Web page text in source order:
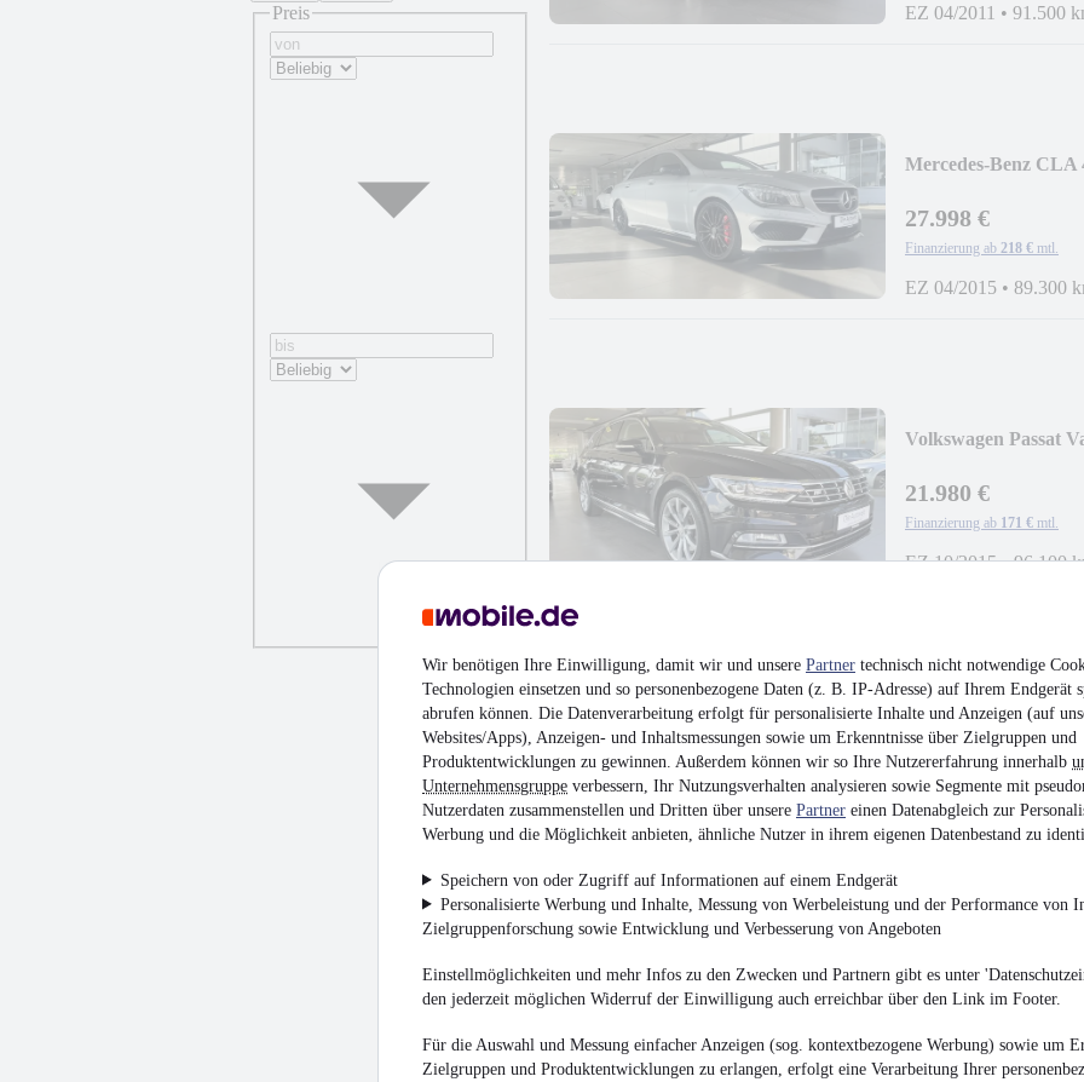
Wir benötigen Ihre Einwilligung, damit wir und unsere Partner technisch nicht notwendige
Technologien einsetzen und so personenbezogene Daten (z. B. IP-Adresse) auf Ihrem Endgerät
abrufen können. Die Datenverarbeitung erfolgt für personalisierte Inhalte und Anzeigen (auf
Websites/Apps), Anzeigen- und Inhaltsmessungen sowie um Erkenntnisse über Zielgruppen und
Produktentwicklungen zu gewinnen. Außerdem können wir so Ihre Nutzererfahrung innerhalb
Unternehmensgruppe verbessern, Ihr Nutzungsverhalten analysieren sowie Segmente mit
Nutzerdaten zusammenstellen und Dritten über unsere Partner einen Datenabgleich zur
Werbung und die Möglichkeit anbieten, ähnliche Nutzer in ihrem eigenen Datenbestand zu
Speichern von oder Zugriff auf Informationen auf einem Endgerät
Personalisierte Werbung und Inhalte, Messung von Werbeleistung und der Performance von
Zielgruppenforschung sowie Entwicklung und Verbesserung von Angeboten
Einstellmöglichkeiten und mehr Infos zu den Zwecken und Partnern gibt es unter
den jederzeit möglichen Widerruf der Einwilligung auch erreichbar über den Link im Footer.
Für die Auswahl und Messung einfacher Anzeigen (sog. kontextbezogene Werbung) sowie um
Zielgruppen und Produktentwicklungen zu erlangen, erfolgt eine Verarbeitung Ihrer
Preis EZ 04/2011 • 91.500
Mercedes-Benz
27.998 €
Finanzierung ab 218 € mtl.
EZ 04/2015 • 89.300
Volkswagen Passat
21.980 €
Finanzierung ab 171 € mtl.
EZ 10/2015•96.100
Volkswagen Beetle
KLIMA GRA
12.980 €
Finanzierung ab 101 € mtl.
EZ 05/2015•99.988
Volkswagen Tiguan
16.980 €
Finanzierung ab 132 € mtl.